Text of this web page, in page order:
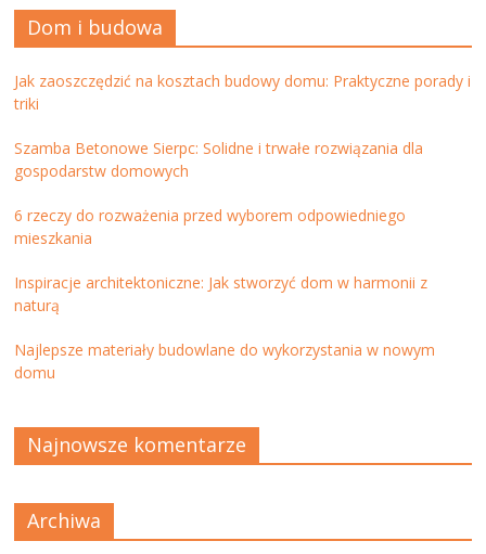
Dom i budowa
Jak zaoszczędzić na kosztach budowy domu: Praktyczne porady i
triki
Szamba Betonowe Sierpc: Solidne i trwałe rozwiązania dla
gospodarstw domowych
6 rzeczy do rozważenia przed wyborem odpowiedniego
mieszkania
Inspiracje architektoniczne: Jak stworzyć dom w harmonii z
naturą
Najlepsze materiały budowlane do wykorzystania w nowym
domu
Najnowsze komentarze
Archiwa